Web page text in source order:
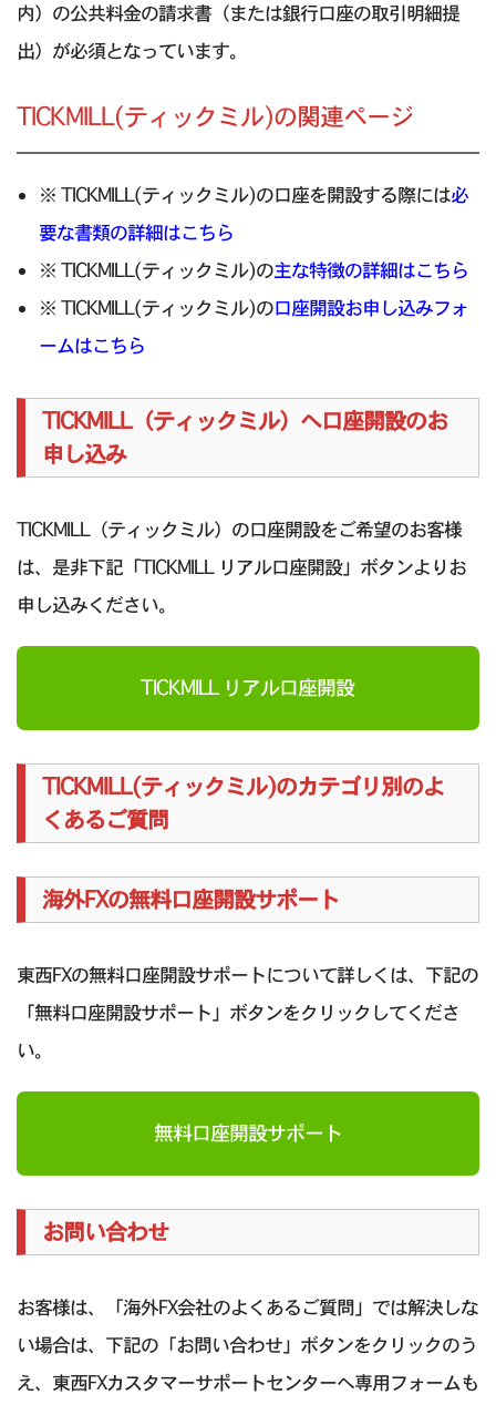
内）の公共料金の請求書（または銀行口座の取引明細提
出）が必須となっています。
TICKMILL(ティックミル)の関連ページ
※ TICKMILL(ティックミル)の口座を開設する際には必
要な書類の詳細はこちら
※ TICKMILL(ティックミル)の主な特徴の詳細はこちら
※ TICKMILL(ティックミル)の口座開設お申し込みフォ
ームはこちら
TICKMILL（ティックミル）へ口座開設のお
申し込み
TICKMILL（ティックミル）の口座開設をご希望のお客様
は、是非下記「TICKMILL リアル口座開設」ボタンよりお
申し込みください。
TICKMILL リアル口座開設
TICKMILL(ティックミル)のカテゴリ別のよ
くあるご質問
海外FXの無料口座開設サポート
東西FXの無料口座開設サポートについて詳しくは、下記の
「無料口座開設サポート」ボタンをクリックしてくださ
い。
無料口座開設サポート
お問い合わせ
お客様は、「海外FX会社のよくあるご質問」では解決しな
い場合は、下記の「お問い合わせ」ボタンをクリックのう
え、東西FXカスタマーサポートセンターへ専用フォームも